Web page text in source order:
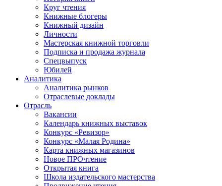
Круг чтения
Книжные блогеры
Книжный дизайн
Личности
Мастерская книжной торговли
Подписка и продажа журнала
Спецвыпуск
Юбилей
Аналитика
Аналитика рынков
Отраслевые доклады
Отрасль
Вакансии
Календарь книжных выставок
Конкурс «Ревизор»
Конкурс «Малая Родина»
Карта книжных магазинов
Новое ПРОчтение
Открытая книга
Школа издательского мастерства